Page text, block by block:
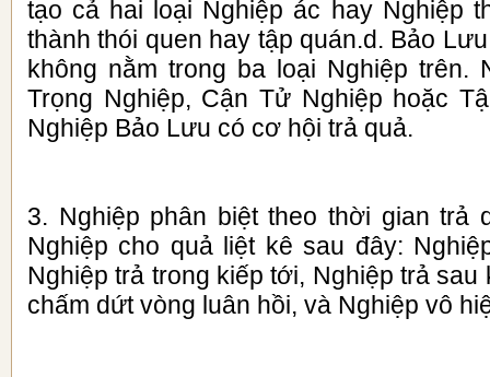
tạo cả hai loại Nghiệp ác hay Nghiệp
thành thói quen hay tập quán.d. Bảo
không nằm trong ba loại Nghiệp trên.
Trọng Nghiệp, Cận Tử Nghiệp hoặc
Nghiệp Bảo Lưu có cơ hội trả quả.
3. Nghiệp phân biệt theo thời gian trả
Nghiệp cho quả liệt kê sau đây:
Nghiệp trả trong kiếp tới, Nghiệp trả
chấm dứt vòng luân hồi, và Nghiệp vô